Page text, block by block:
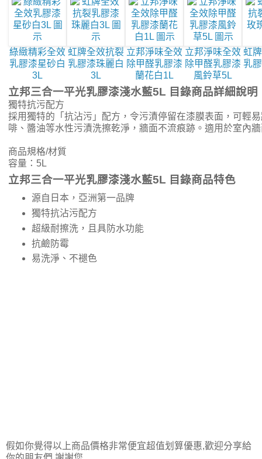
綠緻精彩全效
乳膠漆星砂白
3L
虹牌全效抗裂
乳膠漆珠麗白
3L
立邦淨味全效
除甲醛乳膠漆
蘭花白1L
立邦淨味全效
除甲醛乳膠漆
風鈴草5L
虹
乳
立邦三合一平光乳膠漆淺水藍5L 目錄商品詳細說明
獨特抗污配方
採用獨特的「抗沾污」配方，令污漬停留在漆膜表面，可輕
啡、醬油等水性污漬洗擦乾淨，牆面不流痕跡。適用於室內
商品規格/材質
容量：5L
立邦三合一平光乳膠漆淺水藍5L 目錄商品特色
源自日本，亞洲第一品牌
獨特抗沾污配方
超級耐擦洗，且具防水功能
抗鹼防霉
易洗淨、不褪色
假如你覺得以上商品價格非常便宜超值划算優惠,歡迎分享給